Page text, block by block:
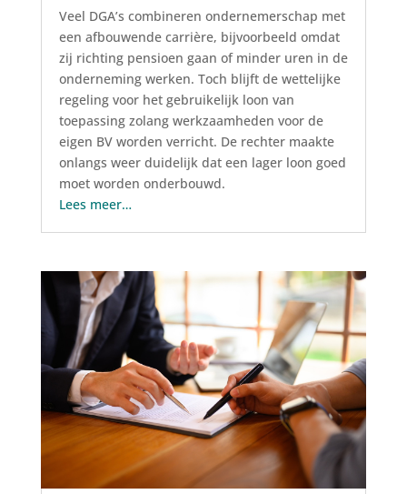
Veel DGA’s combineren ondernemerschap met
een afbouwende carrière, bijvoorbeeld omdat
zij richting pensioen gaan of minder uren in de
onderneming werken. Toch blijft de wettelijke
regeling voor het gebruikelijk loon van
toepassing zolang werkzaamheden voor de
eigen BV worden verricht. De rechter maakte
onlangs weer duidelijk dat een lager loon goed
moet worden onderbouwd.
Lees meer…